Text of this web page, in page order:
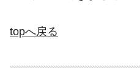
topへ戻る